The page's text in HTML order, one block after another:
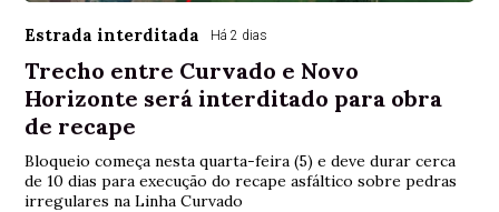
Estrada interditada Há 2 dias
Trecho entre Curvado e Novo
Horizonte será interditado para obra
de recape
Bloqueio começa nesta quarta-feira (5) e deve durar cerca
de 10 dias para execução do recape asfáltico sobre pedras
irregulares na Linha Curvado